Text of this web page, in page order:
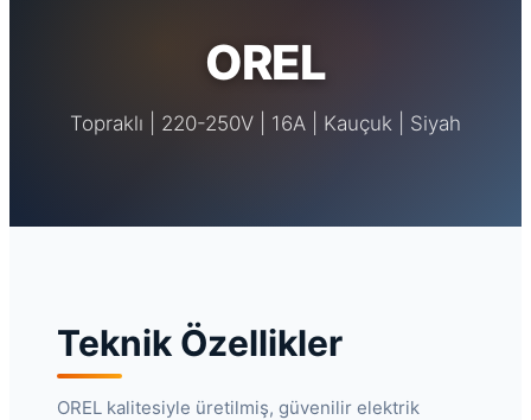
OREL
Topraklı | 220-250V | 16A | Kauçuk | Siyah
Teknik Özellikler
OREL kalitesiyle üretilmiş, güvenilir elektrik